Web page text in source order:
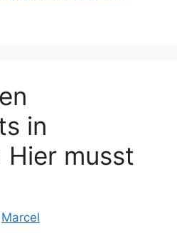
in
Hier musst
Marcel